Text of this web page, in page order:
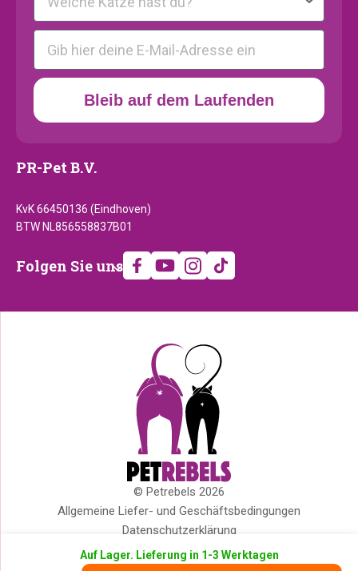
Auf Lager. Lieferung in 1-3 Werktagen
E-mail
Bleib auf dem Laufenden
PR-Pet B.V.
KvK 66450136 (Eindhoven)
BTW NL856558837B01
Folgen
uns
Folgen Sie uns
© Petrebels 2026
Copyright
Allgemeine Liefer- und Geschäftsbedingungen
Datenschutzerklärung
Cookies